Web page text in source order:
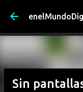
Ir
Sin